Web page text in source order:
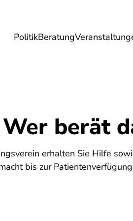
PolitikBeratung
Digitales Energie &
berät
erhalten Sie Hilfe
bis zur